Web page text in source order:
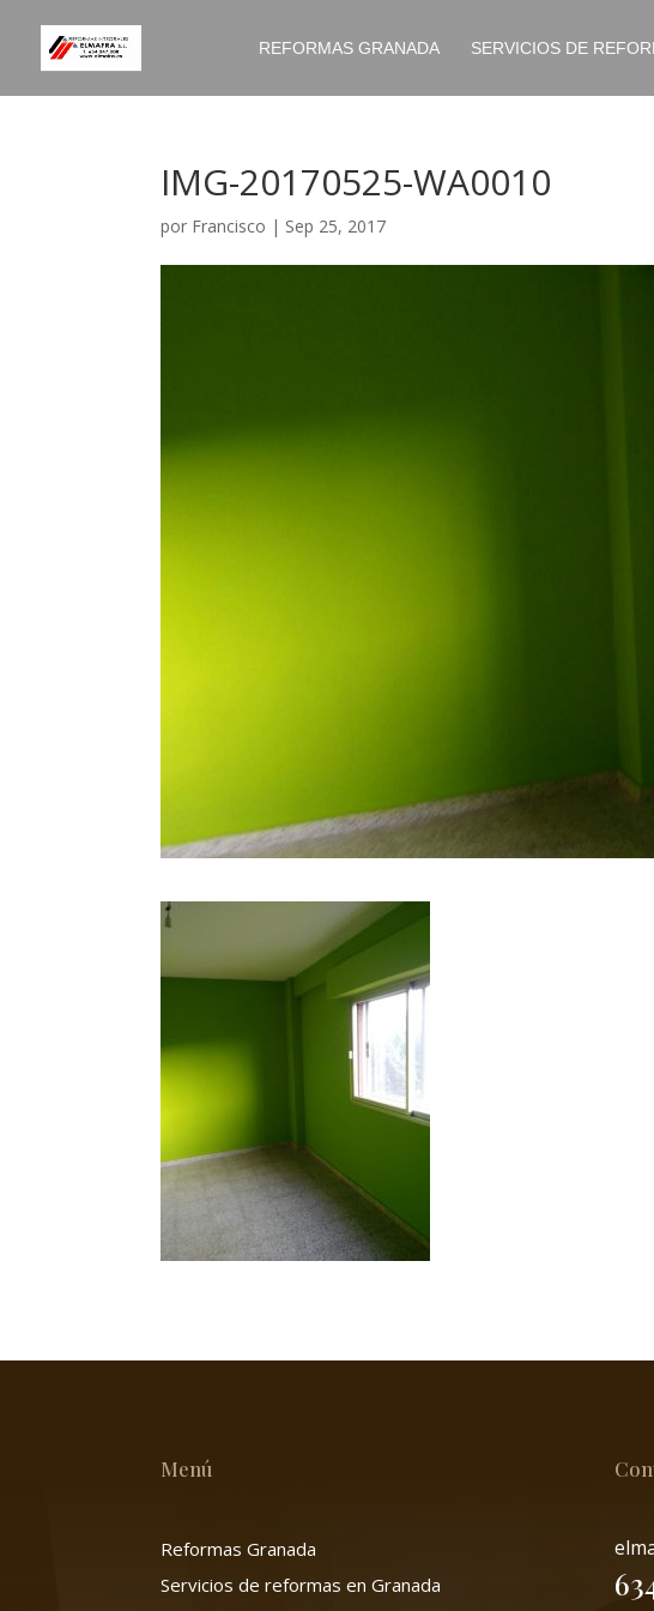
REFORMAS GRANADA SERVICIOS DE
IMG-20170525-WA0010
por Francisco | Sep 25, 2017
Menú
Reformas Granada
Servicios de reformas en Granada